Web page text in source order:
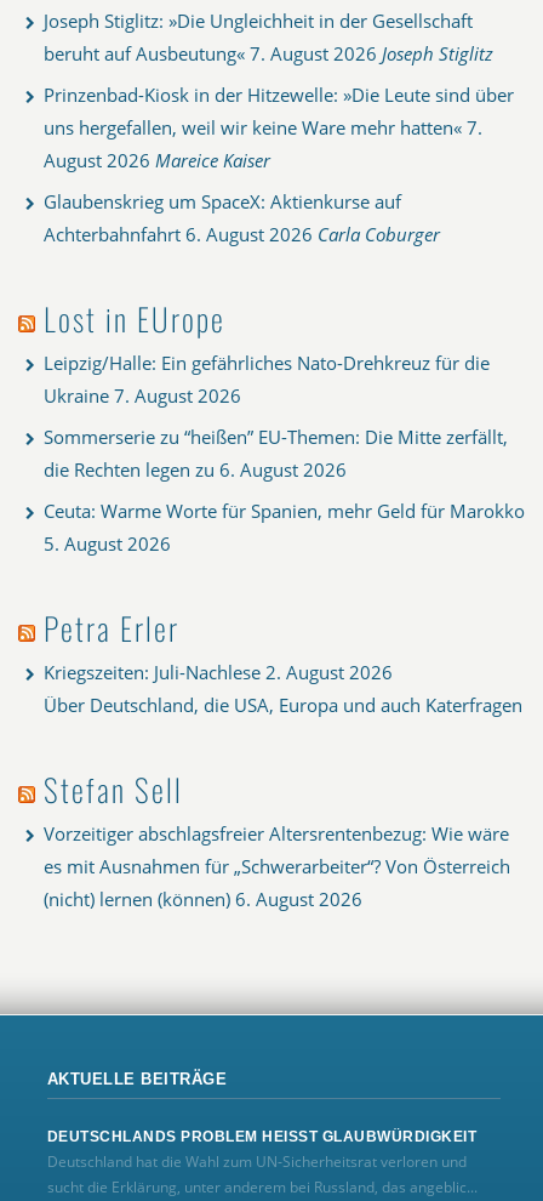
Joseph Stiglitz: »Die Ungleichheit in der Gesellschaft
beruht auf Ausbeutung« 7. August 2026 Joseph Stiglitz
Prinzenbad-Kiosk in der Hitzewelle: »Die Leute sind über
uns hergefallen, weil wir keine Ware mehr hatten« 7.
August 2026 Mareice Kaiser
Glaubenskrieg um SpaceX: Aktienkurse auf
Achterbahnfahrt 6. August 2026 Carla Coburger
Lost in EUrope
Leipzig/Halle: Ein gefährliches Nato-Drehkreuz für die
Ukraine 7. August 2026
Sommerserie zu “heißen” EU-Themen: Die Mitte zerfällt,
die Rechten legen zu 6. August 2026
Ceuta: Warme Worte für Spanien, mehr Geld für Marokko
5. August 2026
Petra Erler
Kriegszeiten: Juli-Nachlese 2. August 2026
Über Deutschland, die USA, Europa und auch Katerfragen
Stefan Sell
Vorzeitiger abschlagsfreier Altersrentenbezug: Wie wäre
es mit Ausnahmen für „Schwerarbeiter“? Von Österreich
(nicht) lernen (können) 6. August 2026
AKTUELLE BEITRÄGE
DEUTSCHLANDS PROBLEM HEISST GLAUBWÜRDIGKEIT
Deutschland hat die Wahl zum UN‑Sicherheitsrat verloren und
sucht die Erklärung, unter anderem bei Russland, das angeblic...